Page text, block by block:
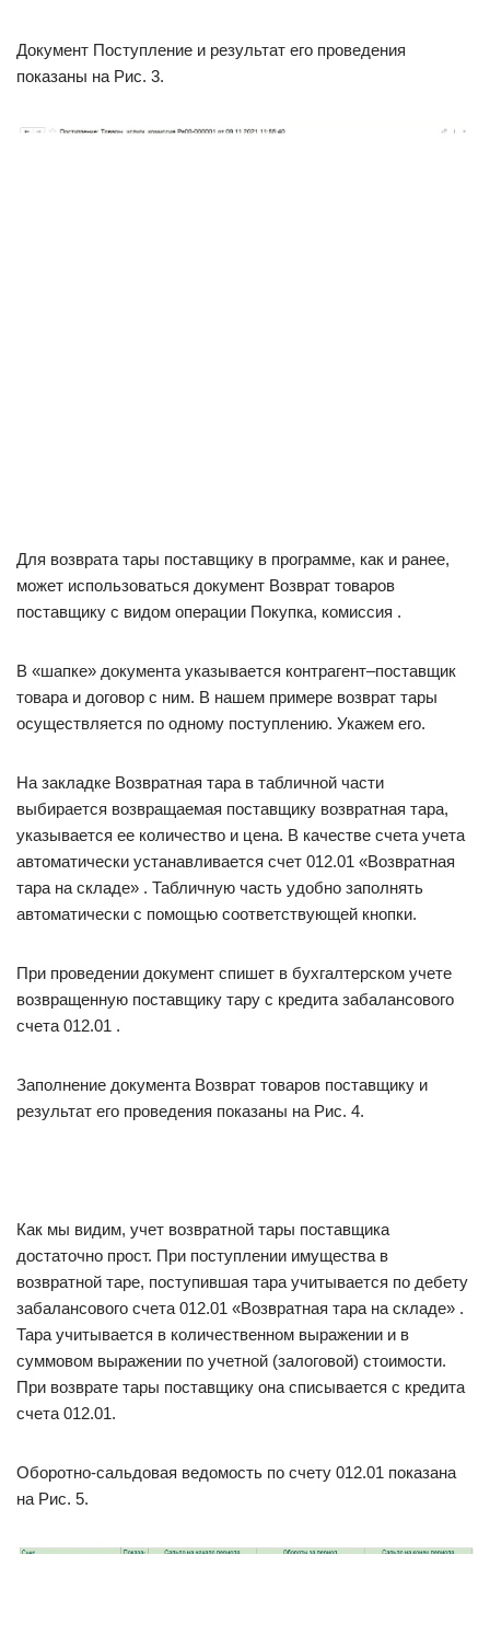
Документ Поступление и результат его проведения
показаны на Рис. 3.
Для возврата тары поставщику в программе, как и ранее,
может использоваться документ Возврат товаров
поставщику с видом операции Покупка, комиссия .
В «шапке» документа указывается контрагент–поставщик
товара и договор с ним. В нашем примере возврат тары
осуществляется по одному поступлению. Укажем его.
На закладке Возвратная тара в табличной части
выбирается возвращаемая поставщику возвратная тара,
указывается ее количество и цена. В качестве счета учета
автоматически устанавливается счет 012.01 «Возвратная
тара на складе» . Табличную часть удобно заполнять
автоматически с помощью соответствующей кнопки.
При проведении документ спишет в бухгалтерском учете
возвращенную поставщику тару с кредита забалансового
счета 012.01 .
Заполнение документа Возврат товаров поставщику и
результат его проведения показаны на Рис. 4.
Как мы видим, учет возвратной тары поставщика
достаточно прост. При поступлении имущества в
возвратной таре, поступившая тара учитывается по дебету
забалансового счета 012.01 «Возвратная тара на складе» .
Тара учитывается в количественном выражении и в
суммовом выражении по учетной (залоговой) стоимости.
При возврате тары поставщику она списывается с кредита
счета 012.01.
Оборотно-сальдовая ведомость по счету 012.01 показана
на Рис. 5.